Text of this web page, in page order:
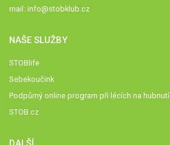
mail: info@stobklub.cz
NAŠE SLUŽBY
STOBlife
Sebekoučink
Podpůrný online program při lécích na hubnutí
STOB.cz